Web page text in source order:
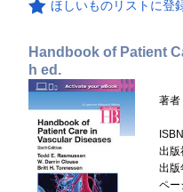
ほしいものリストに登
Handbook of Patient
h ed.
著者
ISBN
出版
出版
ペー